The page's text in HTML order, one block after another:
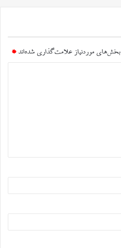
بخش‌های موردنیاز علامت‌گذاری شده‌اند *